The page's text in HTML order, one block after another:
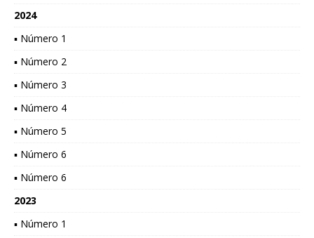
2024
▪ Número 1
▪ Número 2
▪ Número 3
▪ Número 4
▪ Número 5
▪ Número 6
▪ Número 6
2023
▪ Número 1